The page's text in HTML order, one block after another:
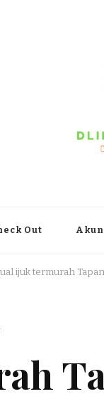
Out Akun
ijuk termurah